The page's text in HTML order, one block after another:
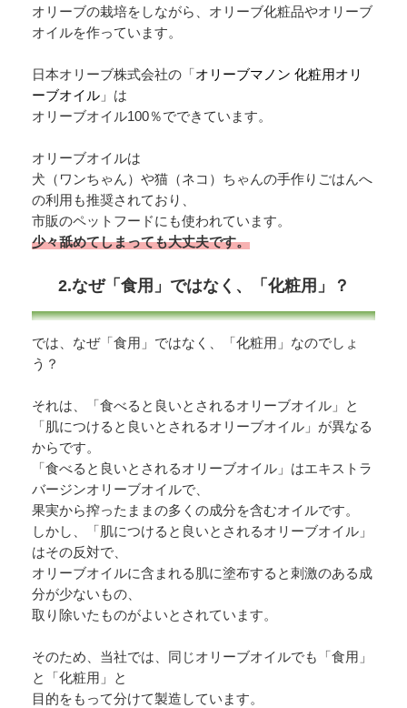
オリーブの栽培をしながら、オリーブ化粧品やオリーブ
オイルを作っています。
日本オリーブ株式会社の「オリーブマノン 化粧用オリ
ーブオイル 」は
オリーブオイル100％でできています。
オリーブオイルは
犬（ワンちゃん）や猫（ネコ）ちゃんの手作りごはんへ
の利用も推奨されており、
市販のペットフードにも使われています。
少々舐めてしまっても大丈夫です。
2.なぜ「食用」ではなく、「化粧用」？
では、なぜ「食用」ではなく、「化粧用」なのでしょ
う？
それは、「食べると良いとされるオリーブオイル」と
「肌につけると良いとされるオリーブオイル」が異なる
からです。
「食べると良いとされるオリーブオイル」はエキストラ
バージンオリーブオイルで、
果実から搾ったままの多くの成分を含むオイルです。
しかし、「肌につけると良いとされるオリーブオイル」
はその反対で、
オリーブオイルに含まれる肌に塗布すると刺激のある成
分が少ないもの、
取り除いたものがよいとされています。
そのため、当社では、同じオリーブオイルでも「食用」
と「化粧用」と
目的をもって分けて製造しています。